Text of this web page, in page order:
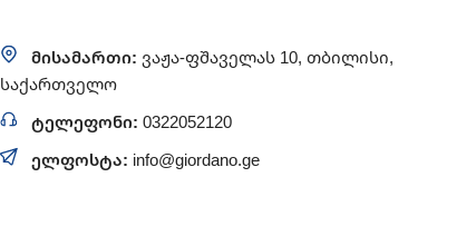
მისამართი: ვაჟა-ფშაველას 10, თბილისი,
საქართველო
ტელეფონი: 0322052120
ელფოსტა: info@giordano.ge